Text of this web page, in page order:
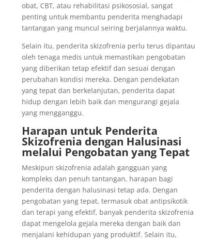
obat, CBT, atau rehabilitasi psikososial, sangat
penting untuk membantu penderita menghadapi
tantangan yang muncul seiring berjalannya waktu.
Selain itu, penderita skizofrenia perlu terus dipantau
oleh tenaga medis untuk memastikan pengobatan
yang diberikan tetap efektif dan sesuai dengan
perubahan kondisi mereka. Dengan pendekatan
yang tepat dan berkelanjutan, penderita dapat
hidup dengan lebih baik dan mengurangi gejala
yang mengganggu.
Harapan untuk Penderita
Skizofrenia dengan Halusinasi
melalui Pengobatan yang Tepat
Meskipun skizofrenia adalah gangguan yang
kompleks dan penuh tantangan, harapan bagi
penderita dengan halusinasi tetap ada. Dengan
pengobatan yang tepat, termasuk obat antipsikotik
dan terapi yang efektif, banyak penderita skizofrenia
dapat mengelola gejala mereka dengan baik dan
menjalani kehidupan yang produktif. Selain itu,